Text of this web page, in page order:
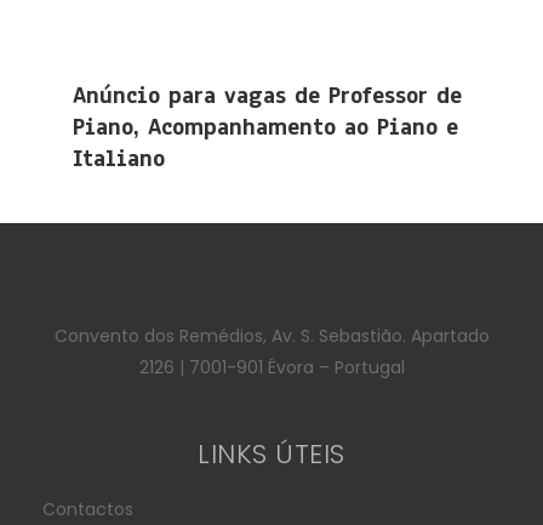
Anúncio para vagas de Professor de
Piano, Acompanhamento ao Piano e
Italiano
Convento dos Remédios, Av. S. Sebastião. Apartado
2126 | 7001-901 Évora – Portugal
LINKS ÚTEIS
Contactos